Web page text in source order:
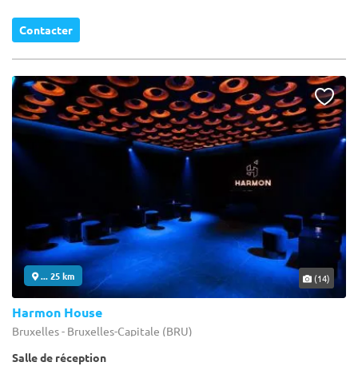
Contacter
... 25 km (14)
Harmon House
Bruxelles - Bruxelles-Capitale (BRU)
Salle de réception